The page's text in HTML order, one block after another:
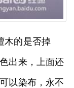
木的是否掉
出来，上面还
以染布，永不